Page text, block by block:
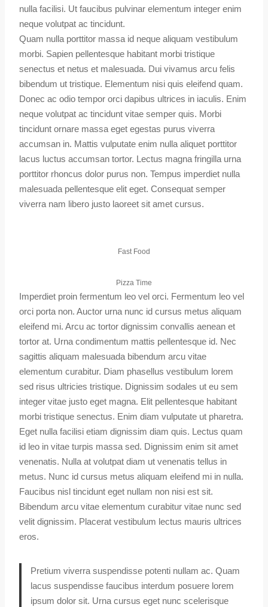
nulla facilisi. Ut faucibus pulvinar elementum integer enim
neque volutpat ac tincidunt.
Quam nulla porttitor massa id neque aliquam vestibulum
morbi. Sapien pellentesque habitant morbi tristique
senectus et netus et malesuada. Dui vivamus arcu felis
bibendum ut tristique. Elementum nisi quis eleifend quam.
Donec ac odio tempor orci dapibus ultrices in iaculis. Enim
neque volutpat ac tincidunt vitae semper quis. Morbi
tincidunt ornare massa eget egestas purus viverra
accumsan in. Mattis vulputate enim nulla aliquet porttitor
lacus luctus accumsan tortor. Lectus magna fringilla urna
porttitor rhoncus dolor purus non. Tempus imperdiet nulla
malesuada pellentesque elit eget. Consequat semper
viverra nam libero justo laoreet sit amet cursus.
Fast Food
Pizza Time
Imperdiet proin fermentum leo vel orci. Fermentum leo vel
orci porta non. Auctor urna nunc id cursus metus aliquam
eleifend mi. Arcu ac tortor dignissim convallis aenean et
tortor at. Urna condimentum mattis pellentesque id. Nec
sagittis aliquam malesuada bibendum arcu vitae
elementum curabitur. Diam phasellus vestibulum lorem
sed risus ultricies tristique. Dignissim sodales ut eu sem
integer vitae justo eget magna. Elit pellentesque habitant
morbi tristique senectus. Enim diam vulputate ut pharetra.
Eget nulla facilisi etiam dignissim diam quis. Lectus quam
id leo in vitae turpis massa sed. Dignissim enim sit amet
venenatis. Nulla at volutpat diam ut venenatis tellus in
metus. Nunc id cursus metus aliquam eleifend mi in nulla.
Faucibus nisl tincidunt eget nullam non nisi est sit.
Bibendum arcu vitae elementum curabitur vitae nunc sed
velit dignissim. Placerat vestibulum lectus mauris ultrices
eros.
Pretium viverra suspendisse potenti nullam ac. Quam
lacus suspendisse faucibus interdum posuere lorem
ipsum dolor sit. Urna cursus eget nunc scelerisque